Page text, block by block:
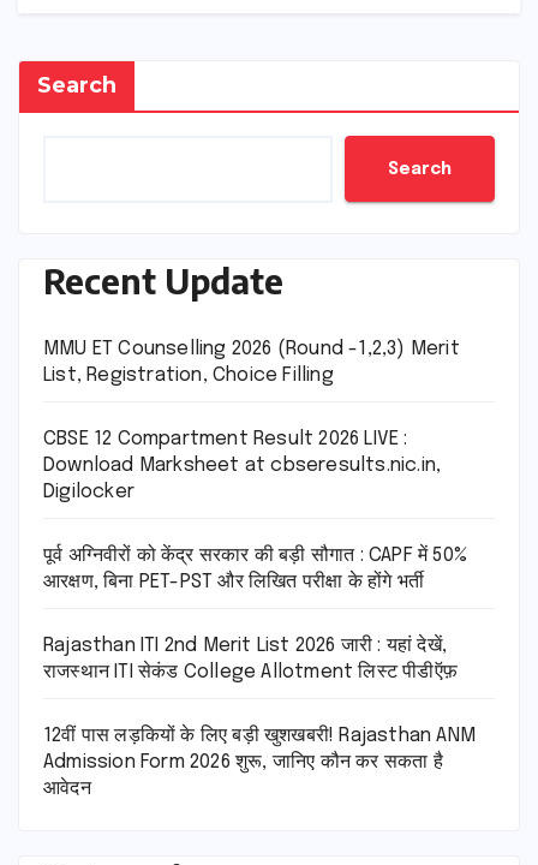
Search
Search
Recent Update
MMU ET Counselling 2026 (Round -1,2,3) Merit
List, Registration, Choice Filling
CBSE 12 Compartment Result 2026 LIVE :
Download Marksheet at cbseresults.nic.in,
Digilocker
पूर्व अग्निवीरों को केंद्र सरकार की बड़ी सौगात : CAPF में 50%
आरक्षण, बिना PET-PST और लिखित परीक्षा के होंगे भर्ती
Rajasthan ITI 2nd Merit List 2026 जारी : यहां देखें,
राजस्थान ITI सेकंड College Allotment लिस्ट पीडीऍफ़
12वीं पास लड़कियों के लिए बड़ी खुशखबरी! Rajasthan ANM
Admission Form 2026 शुरू, जानिए कौन कर सकता है
आवेदन